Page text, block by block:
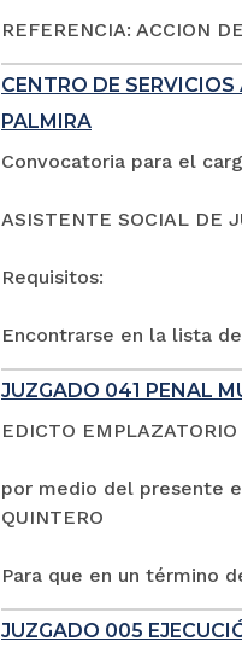
REFERENCIA: ACCION
CENTRO DE
PALMIRA
Convocatoria para el
ASISTENTE SOCIAL DE
Requisitos:
Encontrarse en la lista
JUZGADO 041 PENAL
EDICTO EMPLAZATORIO
por medio del presente
QUINTERO
Para que en un término
JUZGADO 005